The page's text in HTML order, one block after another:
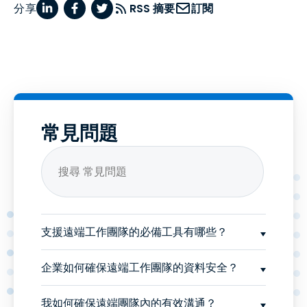
分享 RSS 摘要 訂閱
常見問題
支援遠端工作團隊的必備工具有哪些？
企業如何確保遠端工作團隊的資料安全？
我如何確保遠端團隊內的有效溝通？